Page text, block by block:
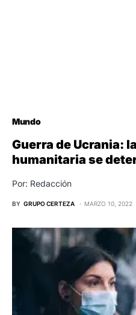
Mundo
Guerra de Ucrania:
humanitaria se
Por: Redacción
BY GRUPO CERTEZA MARZO 10, 2022